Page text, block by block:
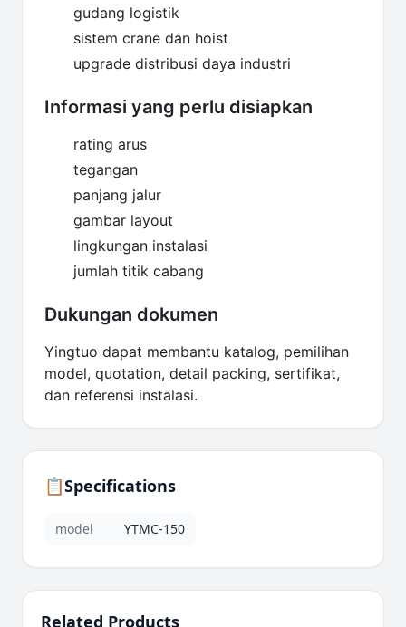
gudang logistik
sistem crane dan hoist
upgrade distribusi daya industri
Informasi yang perlu disiapkan
rating arus
tegangan
panjang jalur
gambar layout
lingkungan instalasi
jumlah titik cabang
Dukungan dokumen
Yingtuo dapat membantu katalog, pemilihan
model, quotation, detail packing, sertifikat,
dan referensi instalasi.
📋Specifications
model YTMC-150
Related Products